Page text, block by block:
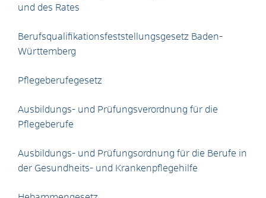
und des Rates
Berufsqualifikationsfeststellungsgesetz Baden-
Württemberg
Pflegeberufegesetz
Ausbildungs- und Prüfungsverordnung für die
Pflegeberufe
Ausbildungs- und Prüfungsordnung für die Berufe in
der Gesundheits- und Krankenpflegehilfe